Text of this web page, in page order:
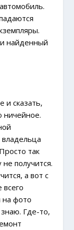
и найденный
и сказать,
ничейное.
так
получится.
а вот с
на фото
Где-то,